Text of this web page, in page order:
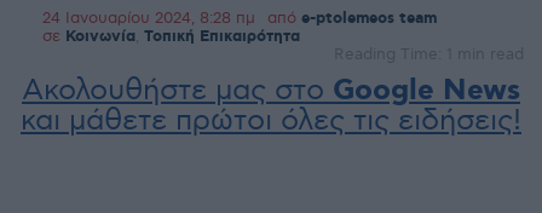
24 Ιανουαρίου 2024, 8:28 πμ από e-ptolemeos team
σε Κοινωνία Τοπική Επικαιρότητα
Reading Time: 1 min read
Ακολουθήστε μας στο Google News
και μάθετε πρώτοι όλες τις ειδήσεις!